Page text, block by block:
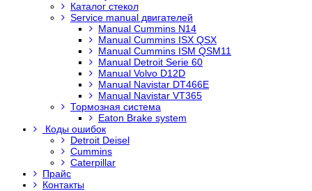
Каталог стекол
Service manual двигателей
Manual Cummins N14
Manual Cummins ISX QSX
Manual Cummins ISM QSM11
Manual Detroit Serie 60
Manual Volvo D12D
Manual Navistar DT466E
Manual Navistar VT365
Тормозная система
Eaton Brake system
Коды ошибок
Detroit Deisel
Cummins
Caterpillar
Прайс
Контакты